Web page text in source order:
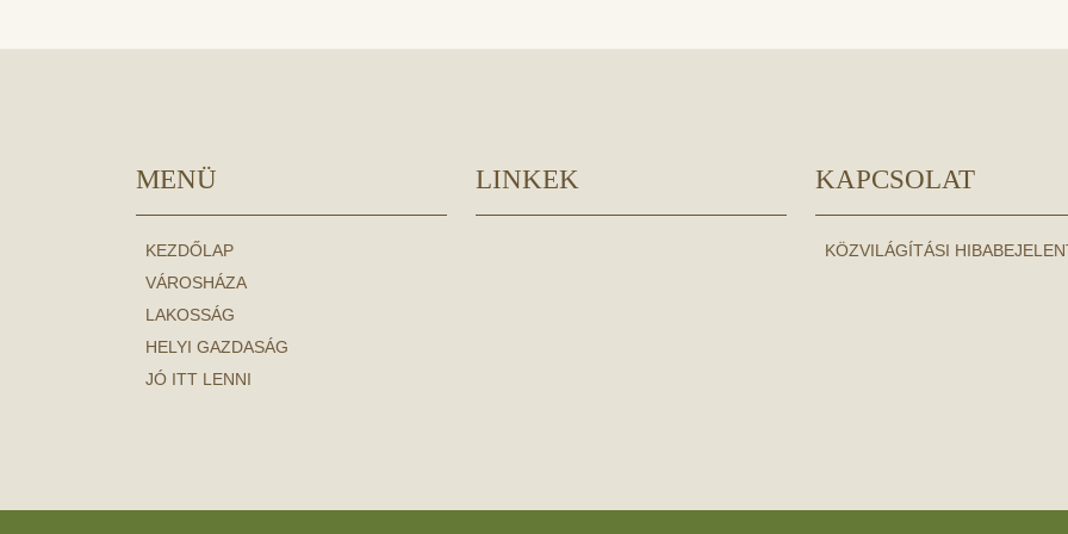
MENÜ
KEZDŐLAP
VÁROSHÁZA
LAKOSSÁG
HELYI GAZDASÁG
JÓ ITT LENNI
LINKEK KAPCSOLAT
KÖZVILÁGÍTÁSI